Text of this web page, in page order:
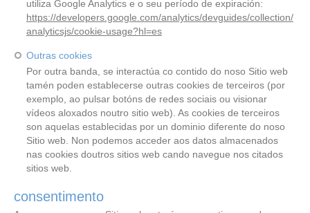
utiliza Google Analytics e o seu período de expiración:
https://developers.google.com/analytics/devguides/collection/
analyticsjs/cookie-usage?hl=es
Outras cookies
Por outra banda, se interactúa co contido do noso Sitio web
tamén poden establecerse outras cookies de terceiros (por
exemplo, ao pulsar botóns de redes sociais ou visionar
vídeos aloxados noutro sitio web). As cookies de terceiros
son aquelas establecidas por un dominio diferente do noso
Sitio web. Non podemos acceder aos datos almacenados
nas cookies doutros sitios web cando navegue nos citados
sitios web.
consentimento